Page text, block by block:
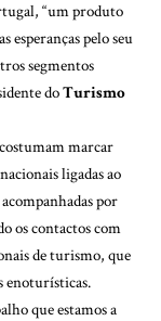
“um produto
esperanças pelo seu
segmentos
doTurismo
marcar
ligadas ao
por
os contactos com
de turismo, que
enoturísticas.
que estamos a